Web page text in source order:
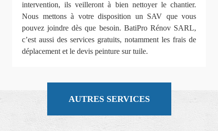
intervention, ils veilleront à bien nettoyer le chantier.
Nous mettons à votre disposition un SAV que vous
pouvez joindre dès que besoin. BatiPro Rénov SARL,
c’est aussi des services gratuits, notamment les frais de
déplacement et le devis peinture sur tuile.
AUTRES SERVICES